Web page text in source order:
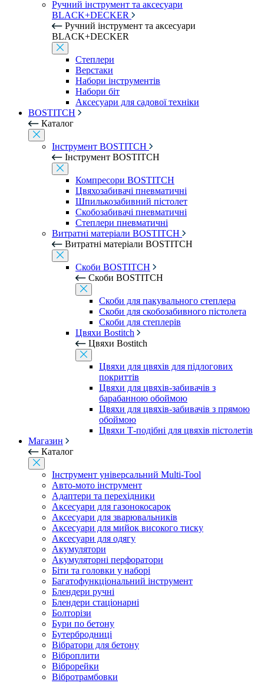
Ручний інструмент та аксесуари
BLACK+DECKER
Ручний інструмент та аксесуари
BLACK+DECKER
Степлери
Верстаки
Набори інструментів
Набори біт
Аксесуари для садової техніки
BOSTITCH
Каталог
Інструмент BOSTITCH
Інструмент BOSTITCH
Компресори BOSTITCH
Цвяхозабивачі пневматичні
Шпилькозабивний пістолет
Скобозабивачі пневматичні
Степлери пневматичні
Витратні матеріали BOSTITCH
Витратні матеріали BOSTITCH
Скоби BOSTITCH
Скоби BOSTITCH
Скоби для пакувального степлера
Скоби для скобозабивного пістолета
Скоби для степлерів
Цвяхи Bostitch
Цвяхи Bostitch
Цвяхи для цвяхів для підлогових
покриттів
Цвяхи для цвяхів-забивачів з
барабанною обоймою
Цвяхи для цвяхів-забивачів з прямою
обоймою
Цвяхи Т-подібні для цвяхів пістолетів
Магазин
Каталог
Інструмент універсальний Multi-Tool
Авто-мото інструмент
Адаптери та перехідники
Аксесуари для газонокосарок
Аксесуари для зварювальників
Аксесуари для мийок високого тиску
Аксесуари для одягу
Акумулятори
Акумуляторні перфоратори
Біти та головки у наборі
Багатофункціональний інструмент
Блендери ручні
Блендери стаціонарні
Болторізи
Бури по бетону
Бутербродниці
Вібратори для бетону
Віброплити
Віброрейки
Вібротрамбовки